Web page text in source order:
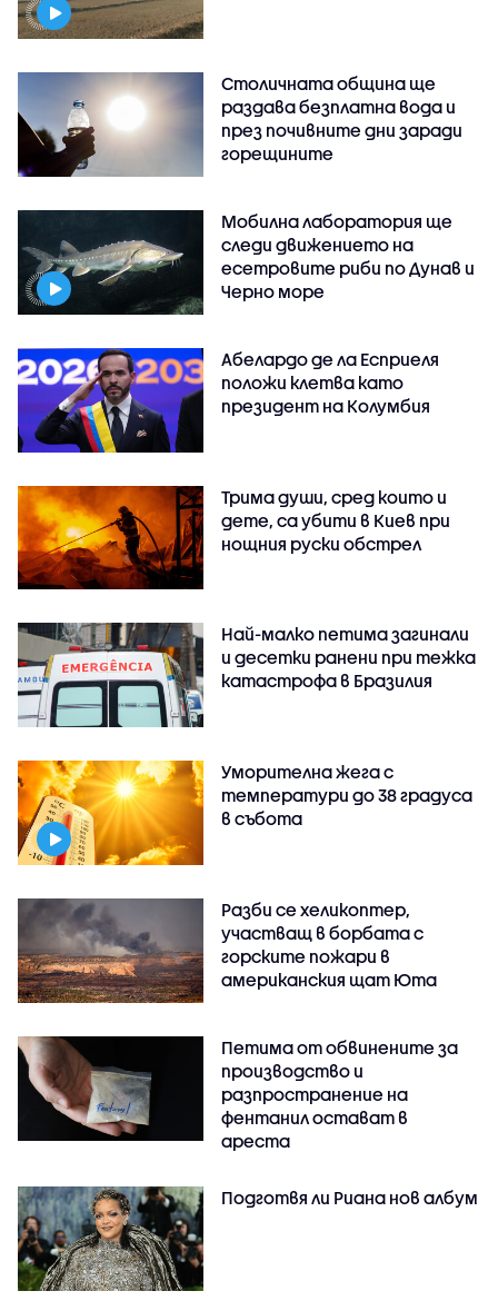
Столичната община ще
раздава безплатна вода и
през почивните дни заради
горещините
Мобилна лаборатория ще
следи движението на
есетровите риби по Дунав и
Черно море
Абелардо де ла Есприеля
положи клетва като
президент на Колумбия
Трима души, сред които и
дете, са убити в Киев при
нощния руски обстрел
Най-малко петима загинали
и десетки ранени при тежка
катастрофа в Бразилия
Уморителна жега с
температури до 38 градуса
в събота
Разби се хеликоптер,
участващ в борбата с
горските пожари в
американския щат Юта
Петима от обвинените за
производство и
разпространение на
фентанил остават в
ареста
Подготвя ли Риана нов албум